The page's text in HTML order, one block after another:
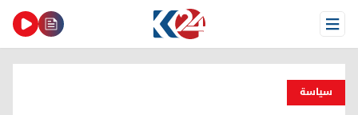
Open Menu
سیاسة